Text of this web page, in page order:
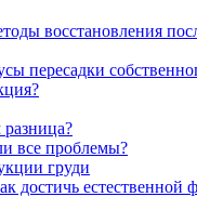
восстановления
пересадки
все проблемы?
груди
достичь